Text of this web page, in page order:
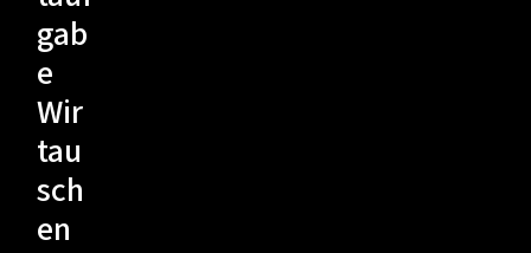
gab
e
Wir
tau
sch
en